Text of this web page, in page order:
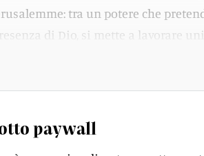
tra un potere che
di Dio, si mette a lavorare
paywall